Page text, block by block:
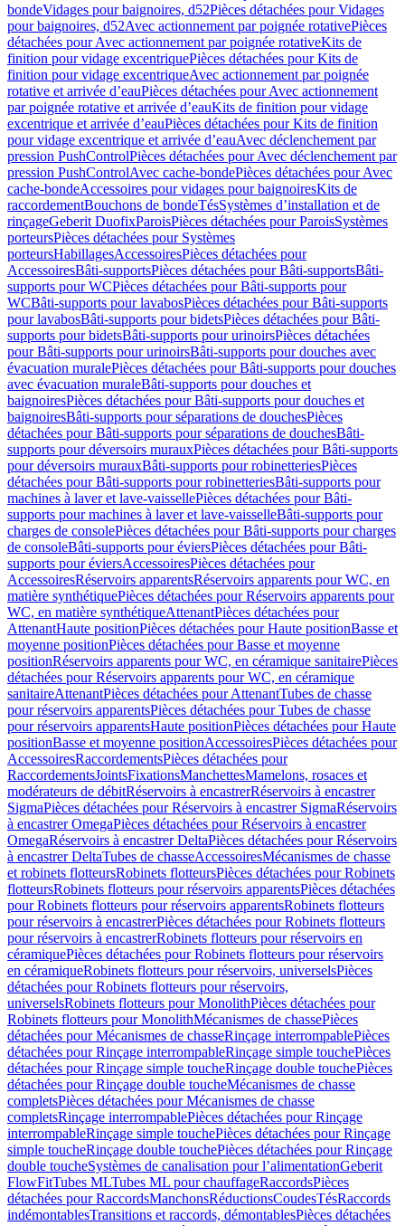
bondeVidages pour baignoires, d52Pièces détachées pour Vidages
pour baignoires, d52Avec actionnement par poignée rotativePièces
détachées pour Avec actionnement par poignée rotativeKits de
finition pour vidage excentriquePièces détachées pour Kits de
finition pour vidage excentriqueAvec actionnement par poignée
rotative et arrivée d’eauPièces détachées pour Avec actionnement
par poignée rotative et arrivée d’eauKits de finition pour vidage
excentrique et arrivée d’eauPièces détachées pour Kits de finition
pour vidage excentrique et arrivée d’eauAvec déclenchement par
pression PushControlPièces détachées pour Avec déclenchement par
pression PushControlAvec cache-bondePièces détachées pour Avec
cache-bondeAccessoires pour vidages pour baignoiresKits de
raccordementBouchons de bondeTésSystèmes d’installation et de
rinçageGeberit DuofixParoisPièces détachées pour ParoisSystèmes
porteursPièces détachées pour Systèmes
porteursHabillagesAccessoiresPièces détachées pour
AccessoiresBâti-supportsPièces détachées pour Bâti-supportsBâti-
supports pour WCPièces détachées pour Bâti-supports pour
WCBâti-supports pour lavabosPièces détachées pour Bâti-supports
pour lavabosBâti-supports pour bidetsPièces détachées pour Bâti-
supports pour bidetsBâti-supports pour urinoirsPièces détachées
pour Bâti-supports pour urinoirsBâti-supports pour douches avec
évacuation muralePièces détachées pour Bâti-supports pour douches
avec évacuation muraleBâti-supports pour douches et
baignoiresPièces détachées pour Bâti-supports pour douches et
baignoiresBâti-supports pour séparations de douchesPièces
détachées pour Bâti-supports pour séparations de douchesBâti-
supports pour déversoirs murauxPièces détachées pour Bâti-supports
pour déversoirs murauxBâti-supports pour robinetteriesPièces
détachées pour Bâti-supports pour robinetteriesBâti-supports pour
machines à laver et lave-vaissellePièces détachées pour Bâti-
supports pour machines à laver et lave-vaisselleBâti-supports pour
charges de consolePièces détachées pour Bâti-supports pour charges
de consoleBâti-supports pour éviersPièces détachées pour Bâti-
supports pour éviersAccessoiresPièces détachées pour
AccessoiresRéservoirs apparentsRéservoirs apparents pour WC, en
matière synthétiquePièces détachées pour Réservoirs apparents pour
WC, en matière synthétiqueAttenantPièces détachées pour
AttenantHaute positionPièces détachées pour Haute positionBasse et
moyenne positionPièces détachées pour Basse et moyenne
positionRéservoirs apparents pour WC, en céramique sanitairePièces
détachées pour Réservoirs apparents pour WC, en céramique
sanitaireAttenantPièces détachées pour AttenantTubes de chasse
pour réservoirs apparentsPièces détachées pour Tubes de chasse
pour réservoirs apparentsHaute positionPièces détachées pour Haute
positionBasse et moyenne positionAccessoiresPièces détachées pour
AccessoiresRaccordementsPièces détachées pour
RaccordementsJointsFixationsManchettesMamelons, rosaces et
modérateurs de débitRéservoirs à encastrerRéservoirs à encastrer
SigmaPièces détachées pour Réservoirs à encastrer SigmaRéservoirs
à encastrer OmegaPièces détachées pour Réservoirs à encastrer
OmegaRéservoirs à encastrer DeltaPièces détachées pour Réservoirs
à encastrer DeltaTubes de chasseAccessoiresMécanismes de chasse
et robinets flotteursRobinets flotteursPièces détachées pour Robinets
flotteursRobinets flotteurs pour réservoirs apparentsPièces détachées
pour Robinets flotteurs pour réservoirs apparentsRobinets flotteurs
pour réservoirs à encastrerPièces détachées pour Robinets flotteurs
pour réservoirs à encastrerRobinets flotteurs pour réservoirs en
céramiquePièces détachées pour Robinets flotteurs pour réservoirs
en céramiqueRobinets flotteurs pour réservoirs, universelsPièces
détachées pour Robinets flotteurs pour réservoirs,
universelsRobinets flotteurs pour MonolithPièces détachées pour
Robinets flotteurs pour MonolithMécanismes de chassePièces
détachées pour Mécanismes de chasseRinçage interrompablePièces
détachées pour Rinçage interrompableRinçage simple touchePièces
détachées pour Rinçage simple toucheRinçage double touchePièces
détachées pour Rinçage double toucheMécanismes de chasse
completsPièces détachées pour Mécanismes de chasse
completsRinçage interrompablePièces détachées pour Rinçage
interrompableRinçage simple touchePièces détachées pour Rinçage
simple toucheRinçage double touchePièces détachées pour Rinçage
double toucheSystèmes de canalisation pour l’alimentationGeberit
FlowFitTubes MLTubes ML pour chauffageRaccordsPièces
détachées pour RaccordsManchonsRéductionsCoudesTésRaccords
indémontablesTransitions et raccords, démontablesPièces détachées